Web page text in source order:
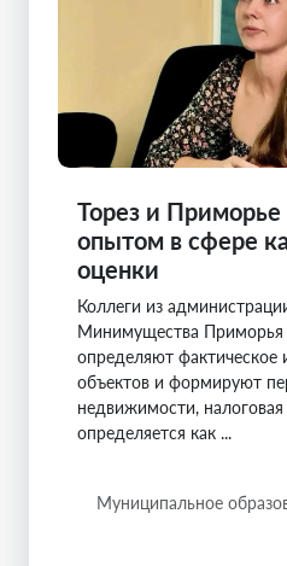
Торез и
опытом в сфере
оценки
Коллеги из
Минимущества Приморья
определяют фактическое
объектов и формируют
недвижимости,
определяется как ...
Муниципальное